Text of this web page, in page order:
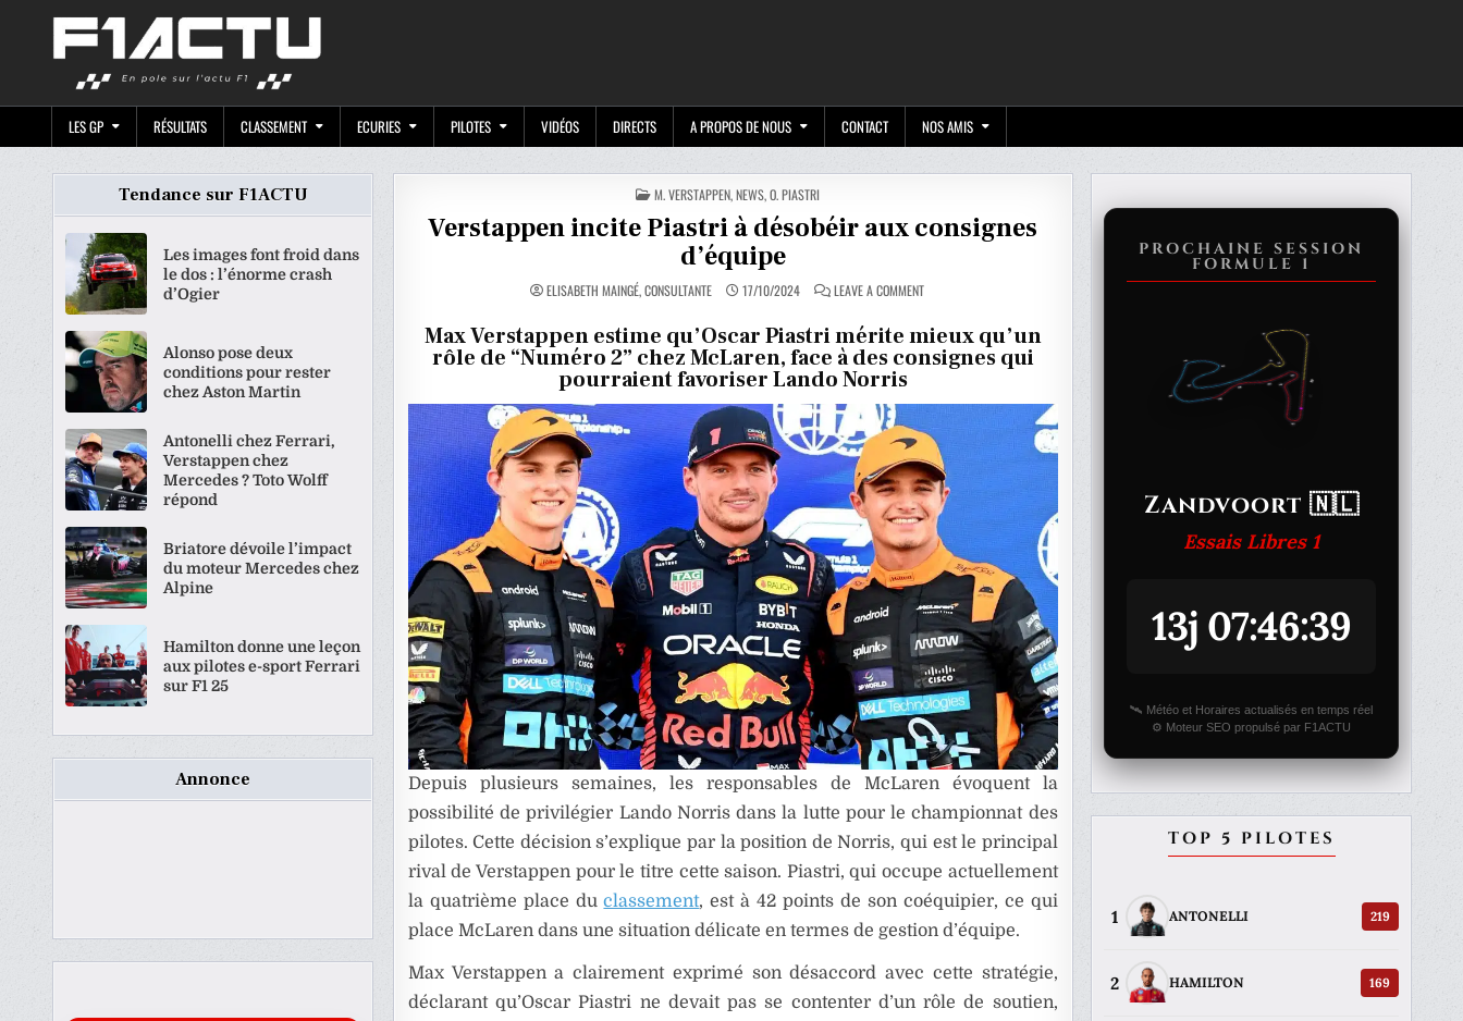
LES GP RÉSULTATS CLASSEMENT ECURIES PILOTES VIDÉOS DIRECTS A PROPOS DE NOUS CONTACT NOS AMIS
POSTED
IN
M. VERSTAPPEN,NEWS,O. PIASTRI
Verstappen incite Piastri à désobéir aux consignes
d’équipe
ELISABETH MAINGÉ, CONSULTANTE 17/10/2024 LEAVE A COMMENTON
PIASTRI
À
DÉSOBÉIR
AUX
Max Verstappen estime qu’Oscar Piastri mérite mieux qu’un
rôle de “Numéro 2” chez McLaren, face à des consignes qui
pourraient favoriser Lando Norris
Depuis plusieurs semaines, les responsables de McLaren évoquent la
possibilité de privilégier Lando Norris dans la lutte pour le championnat des
pilotes. Cette décision s’explique par la position de Norris, qui est le principal
rival de Verstappen pour le titre cette saison. Piastri, qui occupe actuellement
la quatrième place duclassement, est à 42 points de son coéquipier, ce qui
place McLaren dans une situation délicate en termes de gestion d’équipe.
Max Verstappen a clairement exprimé son désaccord avec cette stratégie,
déclarant qu’Oscar Piastri ne devait pas se contenter d’un rôle de soutien,
Tendance sur F1ACTU
Les images font froid dans
le dos : l’énorme crash
d’Ogier
Alonso pose deux
conditions pour rester
chez Aston Martin
Antonelli chez Ferrari,
Verstappen chez
Mercedes ? Toto Wolff
répond
Briatore dévoile l’impact
du moteur Mercedes chez
Alpine
Hamilton donne une leçon
aux pilotes e-sport Ferrari
sur F1 25
Annonce
PROCHAINE SESSION
FORMULE 1
Zandvoort 🇳🇱
Essais Libres 1
13j 07:46:39
🛰️ Météo et Horaires actualisés en temps réel
⚙️ Moteur SEO propulsé par F1ACTU
TOP 5 PILOTES
1 ANTONELLI 219
2 HAMILTON 169